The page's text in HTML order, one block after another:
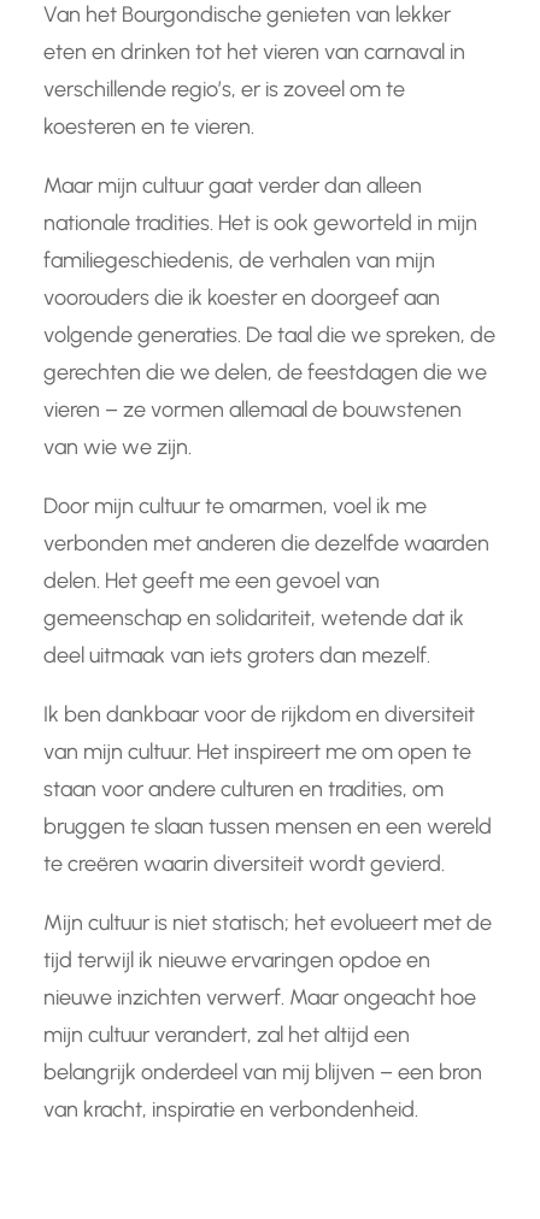
Van het Bourgondische genieten van lekker
eten en drinken tot het vieren van carnaval in
verschillende regio’s, er is zoveel om te
koesteren en te vieren.
Maar mijn cultuur gaat verder dan alleen
nationale tradities. Het is ook geworteld in mijn
familiegeschiedenis, de verhalen van mijn
voorouders die ik koester en doorgeef aan
volgende generaties. De taal die we spreken, de
gerechten die we delen, de feestdagen die we
vieren – ze vormen allemaal de bouwstenen
van wie we zijn.
Door mijn cultuur te omarmen, voel ik me
verbonden met anderen die dezelfde waarden
delen. Het geeft me een gevoel van
gemeenschap en solidariteit, wetende dat ik
deel uitmaak van iets groters dan mezelf.
Ik ben dankbaar voor de rijkdom en diversiteit
van mijn cultuur. Het inspireert me om open te
staan voor andere culturen en tradities, om
bruggen te slaan tussen mensen en een wereld
te creëren waarin diversiteit wordt gevierd.
Mijn cultuur is niet statisch; het evolueert met de
tijd terwijl ik nieuwe ervaringen opdoe en
nieuwe inzichten verwerf. Maar ongeacht hoe
mijn cultuur verandert, zal het altijd een
belangrijk onderdeel van mij blijven – een bron
van kracht, inspiratie en verbondenheid.